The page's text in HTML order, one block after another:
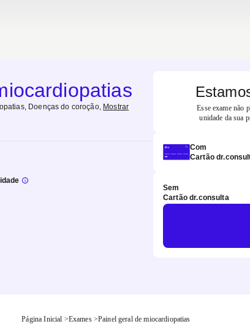
Doenças do coroção, Mostrar
Esse exame não
unidade da sua
Com
Cartão
Sem
Cartão dr.consulta
Página Inicial >Exames >Painel geral de miocardiopatias